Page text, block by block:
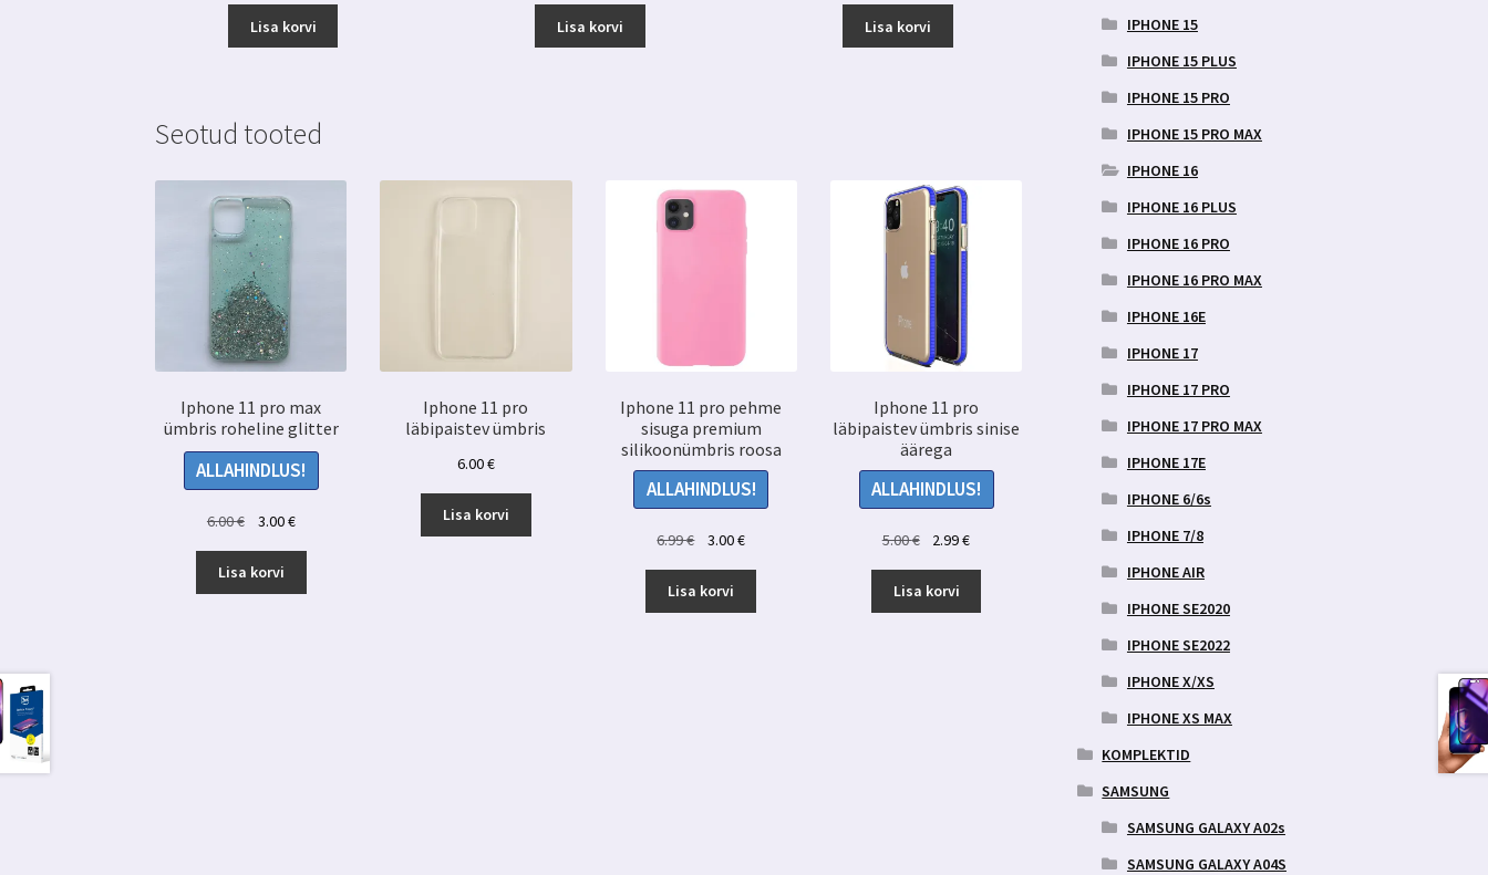
Lisa korvi Lisa korvi Lisa korvi
Seotud tooted
Iphone 11 pro max
ümbris roheline glitter
ALLAHINDLUS!
6.00€
Algne
oli:
6.00 €.
3.00€Praegune
3.00 €.
Lisa korvi
Iphone 11 pro
läbipaistev ümbris
6.00€
Lisa korvi
Iphone 11 pro pehme
sisuga premium
silikoonümbris roosa
ALLAHINDLUS!
6.99€
Algne
oli:
6.99 €.
3.00€Praegune
3.00 €.
Lisa korvi
Iphone 11 pro
läbipaistev ümbris sinise
äärega
ALLAHINDLUS!
5.00€
Algne
oli:
5.00 €.
2.99€Praegune
2.99 €.
Lisa korvi
IPHONE 15
IPHONE 15 PLUS
IPHONE 15 PRO
IPHONE 15 PRO MAX
IPHONE 16
IPHONE 16 PLUS
IPHONE 16 PRO
IPHONE 16 PRO MAX
IPHONE 16E
IPHONE 17
IPHONE 17 PRO
IPHONE 17 PRO MAX
IPHONE 17E
IPHONE 6/6s
IPHONE 7/8
IPHONE AIR
IPHONE SE2020
IPHONE SE2022
IPHONE X/XS
IPHONE XS MAX
KOMPLEKTID
SAMSUNG
SAMSUNG GALAXY A02s
SAMSUNG GALAXY A04S